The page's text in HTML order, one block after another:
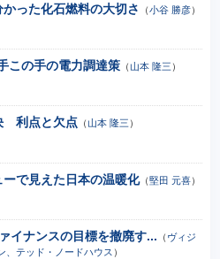
った化石燃料の大切さ
（小谷 勝彦）
この手の電力調達策（山本 隆三 ）
利点と欠点 （山本 隆三 ）
で見えた日本の温暖化（堅田 元喜）
イナンスの目標を撤廃す... （ ヴィジ
、テッド・ノードハウス ）